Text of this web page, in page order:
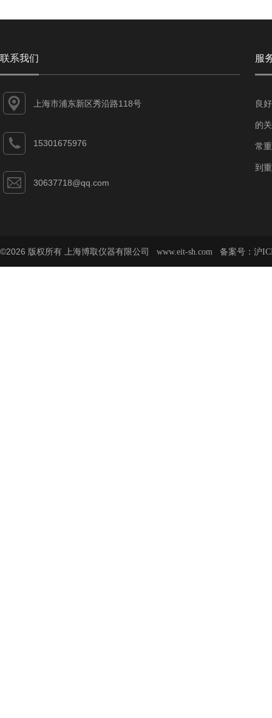
联系我们
上海市浦东新区秀沿路118号
15301675976
30637718@qq.com
服
良
的
常
到
©2026 版权所有 上海博取仪器有限公司 www.eit-sh.com 备案号： 沪